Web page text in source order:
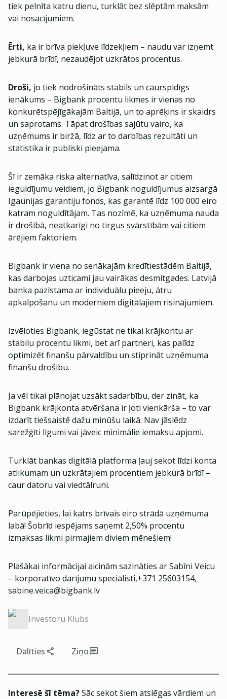
tiek pelnīta katru dienu, turklāt bez slēptām maksām
vai nosacījumiem.
Ērti, ka ir brīva piekļuve līdzekļiem – naudu var izņemt
jebkurā brīdī, nezaudējot uzkrātos procentus.
Droši, jo tiek nodrošināts stabils un caurspīdīgs
ienākums – Bigbank procentu likmes ir vienas no
konkurētspējīgākajām Baltijā, un to aprēķins ir skaidrs
un saprotams. Tāpat drošības sajūtu vairo, ka
uzņēmums ir biržā, līdz ar to darbības rezultāti un
statistika ir publiski pieejama.
Šī ir zemāka riska alternatīva, salīdzinot ar citiem
ieguldījumu veidiem, jo Bigbank noguldījumus aizsargā
Igaunijas garantiju fonds, kas garantē līdz 100 000 eiro
katram noguldītājam. Tas nozīmē, ka uzņēmuma nauda
ir drošībā, neatkarīgi no tirgus svārstībām vai citiem
ārējiem faktoriem.
Bigbank ir viena no senākajām kredītiestādēm Baltijā,
kas darbojas uzticami jau vairākas desmitgades. Latvijā
banka pazīstama ar individuālu pieeju, ātru
apkalpošanu un moderniem digitālajiem risinājumiem.
Izvēloties Bigbank, iegūstat ne tikai krājkontu ar
stabilu procentu likmi, bet arī partneri, kas palīdz
optimizēt finanšu pārvaldību un stiprināt uzņēmuma
finanšu drošību.
Ja vēl tikai plānojat uzsākt sadarbību, der zināt, ka
Bigbank krājkonta atvēršana ir ļoti vienkārša – to var
izdarīt tiešsaistē dažu minūšu laikā. Nav jāslēdz
sarežģīti līgumi vai jāveic minimālie iemaksu apjomi.
Turklāt bankas digitālā platforma ļauj sekot līdzi konta
atlikumam un uzkrātajiem procentiem jebkurā brīdī –
caur datoru vai viedtālruni.
Parūpējieties, lai katrs brīvais eiro strādā uzņēmuma
labā! Šobrīd iespējams saņemt 2,50% procentu
izmaksas likmi pirmajiem diviem mēnešiem!
Plašākai informācijai aicinām sazināties ar Sabīni Veicu
– korporatīvo darījumu speciālisti,+371 25603154,
sabine.veica@bigbank.lv
Investoru Klubs
Dalīties Ziņo
Interesē šī tēma?Sāc sekot šiem atslēgas vārdiem un